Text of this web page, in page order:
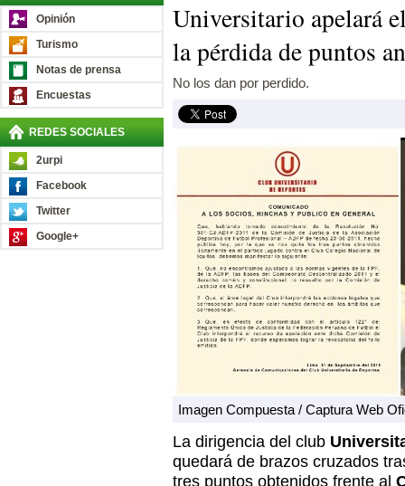
Opinión
Turismo
Notas de prensa
Encuestas
REDES SOCIALES
2urpi
Facebook
Twitter
Google+
Universitario apelará
la pérdida de puntos
No los dan por perdido.
Imagen Compuesta / Captura Web
La dirigencia del club
quedará de brazos cruzados
tres puntos obtenidos frente al